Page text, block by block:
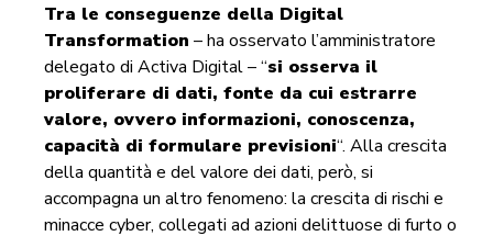
Tra le conseguenze della Digital
Transformation – ha osservato l’amministratore
delegato di Activa Digital – “si osserva il
proliferare di dati, fonte da cui estrarre
valore, ovvero informazioni, conoscenza,
capacità di formulare previsioni“. Alla crescita
della quantità e del valore dei dati, però, si
accompagna un altro fenomeno: la crescita di rischi e
minacce cyber, collegati ad azioni delittuose di furto o